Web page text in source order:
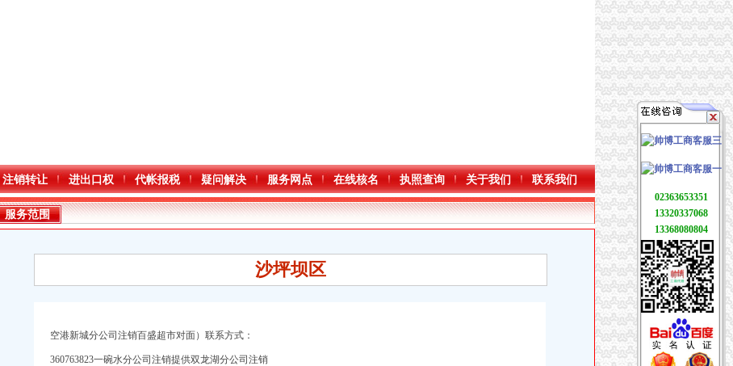
注销转让 进出口权 代帐报税 疑问解决 服务网点 在线核名 执照查询 关于我们 联系我们
服务范围
沙坪坝区
空港新城分公司注销百盛超市对面）联系方式：
360763823一碗水分公司注销提供双龙湖分公司注销
02363653351
13320337068
13368080804